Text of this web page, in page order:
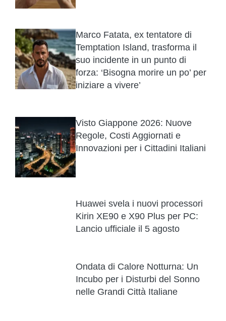
Marco Fatata, ex tentatore di
Temptation Island, trasforma il
suo incidente in un punto di
forza: ‘Bisogna morire un po’ per
iniziare a vivere’
Visto Giappone 2026: Nuove
Regole, Costi Aggiornati e
Innovazioni per i Cittadini Italiani
Huawei svela i nuovi processori
Kirin XE90 e X90 Plus per PC:
Lancio ufficiale il 5 agosto
Ondata di Calore Notturna: Un
Incubo per i Disturbi del Sonno
nelle Grandi Città Italiane